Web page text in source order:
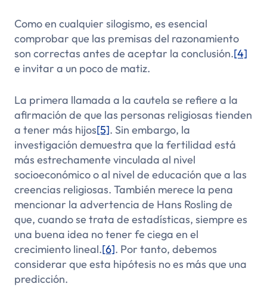
Como en cualquier silogismo, es esencial
comprobar que las premisas del razonamiento
son correctas antes de aceptar la conclusión.[4]
e invitar a un poco de matiz.
La primera llamada a la cautela se refiere a la
afirmación de que las personas religiosas tienden
a tener más hijos[5]. Sin embargo, la
investigación demuestra que la fertilidad está
más estrechamente vinculada al nivel
socioeconómico o al nivel de educación que a las
creencias religiosas. También merece la pena
mencionar la advertencia de Hans Rosling de
que, cuando se trata de estadísticas, siempre es
una buena idea no tener fe ciega en el
crecimiento lineal.[6]. Por tanto, debemos
considerar que esta hipótesis no es más que una
predicción.